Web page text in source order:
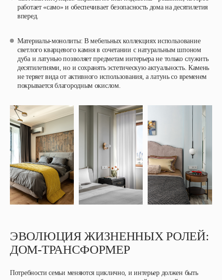
работает «само» и обеспечивает безопасность дома на десятилетия
вперед.
Материалы-монолиты: В мебельных коллекциях использование
светлого кварцевого камня в сочетании с натуральным шпоном
дуба и латунью позволяет предметам интерьера не только служить
десятилетиями, но и сохранять эстетическую актуальность. Камень
не теряет вида от активного использования, а латунь со временем
покрывается благородным окислом.
ЭВОЛЮЦИЯ ЖИЗНЕННЫХ РОЛЕЙ:
ДОМ-ТРАНСФОРМЕР
Потребности семьи меняются циклично, и интерьер должен быть